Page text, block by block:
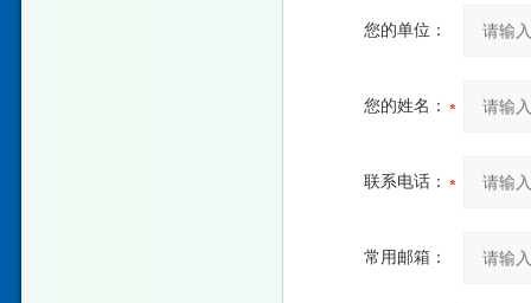
您的单位：
您的姓名：
联系电话：
常用邮箱：